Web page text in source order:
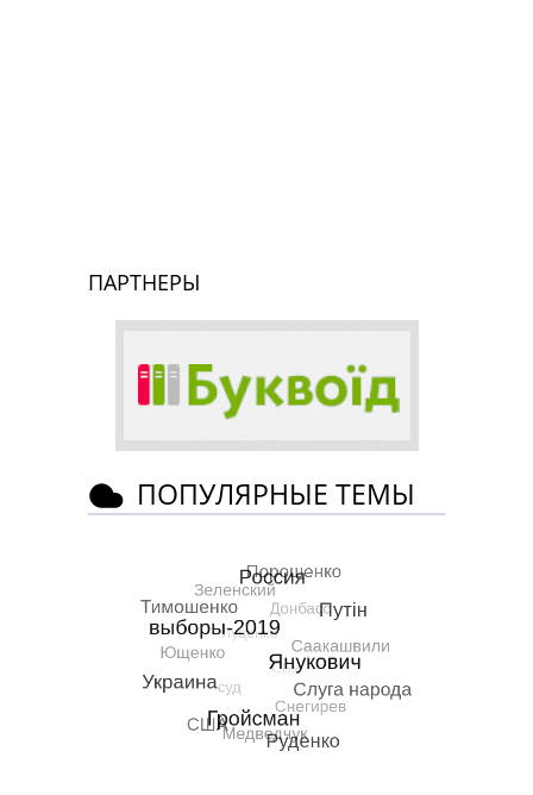
ПАРТНЕРЫ
ПОПУЛЯРНЫЕ ТЕМЫ